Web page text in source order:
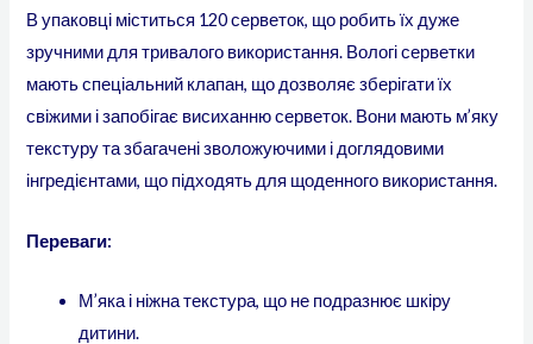
В упаковці міститься 120 серветок, що робить їх дуже
зручними для тривалого використання. Вологі серветки
мають спеціальний клапан, що дозволяє зберігати їх
свіжими і запобігає висиханню серветок. Вони мають м’яку
текстуру та збагачені зволожуючими і доглядовими
інгредієнтами, що підходять для щоденного використання.
Переваги:
М’яка і ніжна текстура, що не подразнює шкіру
дитини.